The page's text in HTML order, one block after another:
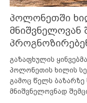
პოლონეთში
მნიშვნელოვან
გაზაფხულის
პოლონეთის ხილის
გამოც წელს
მნიშვნელოვნად